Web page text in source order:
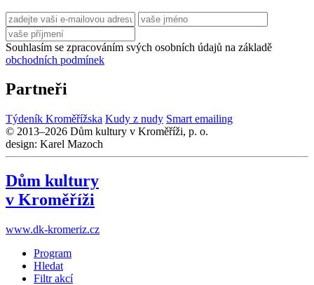
Souhlasím se zpracováním svých osobních údajů na základě
obchodních podmínek
Partneři
Týdeník Kroměřížska Kudy z nudy Smart emailing
© 2013–2026 Dům kultury v Kroměříži, p. o.
design: Karel Mazoch
Dům kultury
v Kroměříži
www.dk-kromeriz.cz
Program
Hledat
Filtr akcí